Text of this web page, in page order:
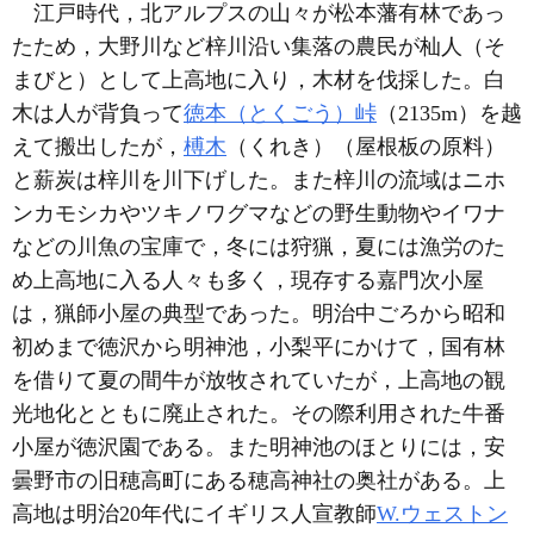
江戸時代，北アルプスの山々が松本藩有林であっ
たため，大野川など梓川沿い集落の農民が杣人（そ
まびと）として上高地に入り，木材を伐採した。白
木は人が背負って徳本（とくごう）峠 （2135m）を越
えて搬出したが， 榑木 （くれき）（屋根板の原料）
と薪炭は梓川を川下げした。また梓川の流域はニホ
ンカモシカやツキノワグマなどの野生動物やイワナ
などの川魚の宝庫で，冬には狩猟，夏には漁労のた
め上高地に入る人々も多く，現存する嘉門次小屋
は，猟師小屋の典型であった。明治中ごろから昭和
初めまで徳沢から明神池，小梨平にかけて，国有林
を借りて夏の間牛が放牧されていたが，上高地の観
光地化とともに廃止された。その際利用された牛番
小屋が徳沢園である。また明神池のほとりには，安
曇野市の旧穂高町にある穂高神社の奥社がある。上
高地は明治20年代にイギリス人宣教師W.ウェストン